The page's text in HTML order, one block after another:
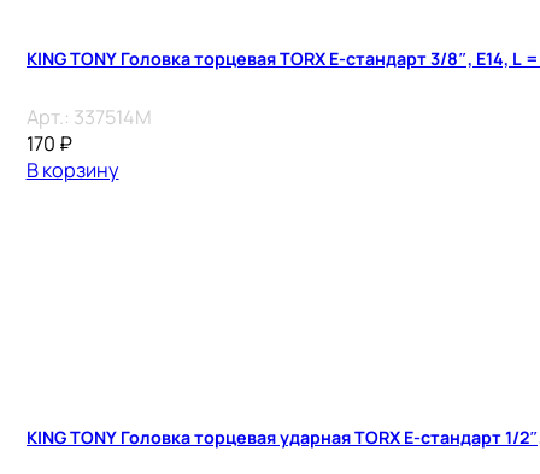
KING TONY Головка торцевая TORX Е-стандарт 3/8″, E14, L
Арт.: 337514M
170 ₽
В корзину
KING TONY Головка торцевая ударная TORX Е-стандарт 1/